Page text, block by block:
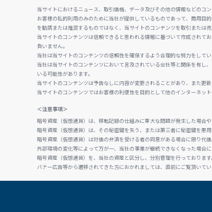
当サイトにおけるニュース、取引価格、データ及びその他の情報などのコ
お客様の私的利用のみのために当社が提供しているものであって、商用目
を勧誘または推奨するものではなく、当サイトのコンテンツを取引または
当サイトのコンテンツは信頼できると思われる情報に基づいて作成されて
負いません。
当社は当サイトのコンテンツの信頼性を確保するよう合理的な努力をして
当社は当サイトのコンテンツにおいて言及されている会社等と関係を有し
いる可能性があります。
当サイトのコンテンツは予告なしに内容が変更されることがあり、また更
当サイトのコンテンツではお客様の利便性を目的として他のインターネッ
＜注意事項＞
暗号資産（仮想通貨）は、移転記録の仕組みに重大な問題が発生した場合
暗号資産（仮想通貨）は、その秘密鍵を失う、または第三者に秘密鍵を悪
暗号資産（仮想通貨）は対価の弁済を受ける者の同意がある場合に限り代
外部環境の変化等によって万が一、当社の事業が継続できなくなった場合
暗号資産（仮想通貨）を、当社の資産と区分し、分別管理を行っております
バナー広告等から遷移されてきた方におかれましては、直前にご覧頂いて